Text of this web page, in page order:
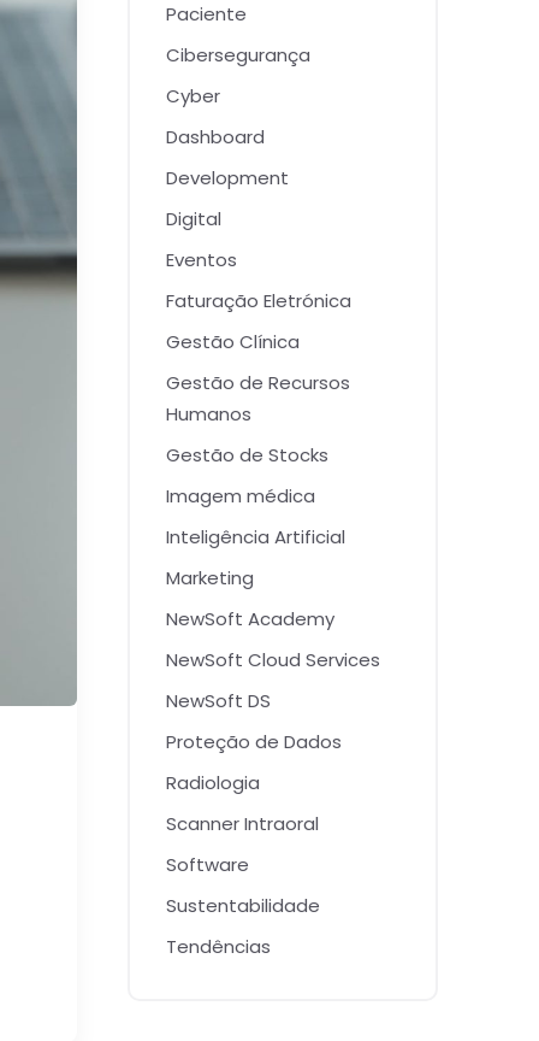
Paciente
Cibersegurança
Cyber
Dashboard
Development
Digital
Eventos
Faturação Eletrónica
Gestão Clínica
Gestão de Recursos
Humanos
Gestão de Stocks
Imagem médica
Inteligência Artificial
Marketing
NewSoft Academy
NewSoft Cloud Services
NewSoft DS
Proteção de Dados
Radiologia
Scanner Intraoral
Software
Sustentabilidade
Tendências